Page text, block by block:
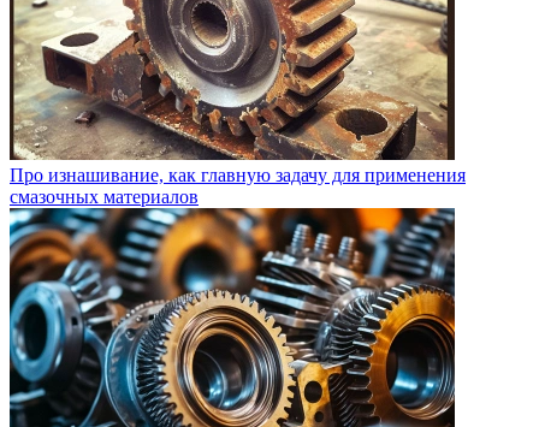
Про изнашивание, как главную задачу для применения
смазочных материалов